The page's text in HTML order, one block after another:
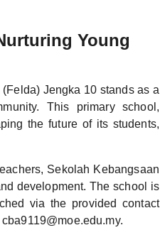
Young
Jengka 10 stands as a
This primary school,
the future of its students,
Sekolah Kebangsaan
development. The school is
via the provided contact